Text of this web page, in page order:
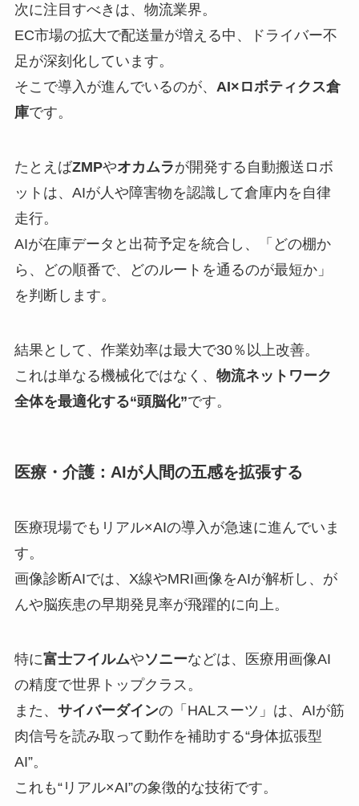
次に注目すべきは、物流業界。
EC市場の拡大で配送量が増える中、ドライバー不
足が深刻化しています。
そこで導入が進んでいるのが、 AI×ロボティクス倉
庫です。
たとえばZMPやオカムラが開発する自動搬送ロボ
ットは、AIが人や障害物を認識して倉庫内を自律
走行。
AIが在庫データと出荷予定を統合し、「どの棚か
ら、どの順番で、どのルートを通るのが最短か」
を判断します。
結果として、作業効率は最大で30％以上改善。
これは単なる機械化ではなく、 物流ネットワーク
全体を最適化する“頭脳化”です。
医療・介護：AIが人間の五感を拡張する
医療現場でもリアル×AIの導入が急速に進んでいま
す。
画像診断AIでは、X線やMRI画像をAIが解析し、が
んや脳疾患の早期発見率が飛躍的に向上。
特に富士フイルムやソニーなどは、医療用画像AI
の精度で世界トップクラス。
また、 サイバーダインの「HALスーツ」は、AIが筋
肉信号を読み取って動作を補助する“身体拡張型
AI”。
これも“リアル×AI”の象徴的な技術です。